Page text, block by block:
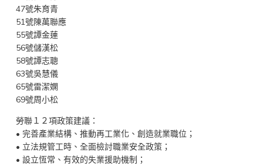
47號朱育青
51號陳萬聯應
55號譚金蓮
56號儲漢松
58號譚志聰
63號吳慧儀
65號雷潔嫻
69號周小松
勞聯１２項政策建議：
• 完善產業結構、推動再工業化、創造就業職位；
• 立法規管工時、全面檢討職業安全政策；
• 設立恆常、有效的失業援助機制；